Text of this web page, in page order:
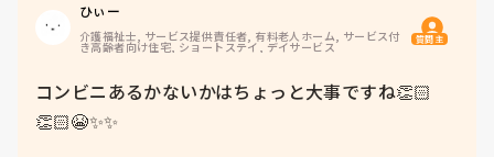
ひぃー
介護福祉士, サービス提供責任者, 有料老人ホーム, サービス付
き高齢者向け住宅, ショートステイ, デイサービス 質問主
コンビニあるかないかはちょっと大事ですね👏🏻
👏🏻😭✨✨